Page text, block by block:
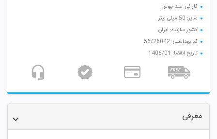
کارائی: ضد جوش
سایز: 50 میلی لیتر
کشور سازنده: ایران
کد بهداشتی: 56/26042
تاریخ انقضا: 1406/01
معرفی